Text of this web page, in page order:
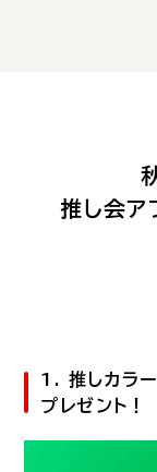
推し会ア
1. 推しカラ
プレゼント！